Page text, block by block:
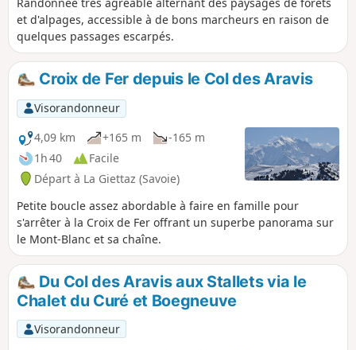
et d'alpages, accessible à de bons marcheurs en raison de
quelques passages escarpés.
Croix de Fer depuis le Col des Aravis
Visorandonneur
4,09 km
+165 m
-165 m
1h 40
Facile
Départ à La Giettaz (Savoie)
Petite boucle assez abordable à faire en famille pour
s'arrêter à la Croix de Fer offrant un superbe panorama sur
le Mont-Blanc et sa chaîne.
Du Col des Aravis aux Stallets via le
Chalet du Curé et Boegneuve
Visorandonneur